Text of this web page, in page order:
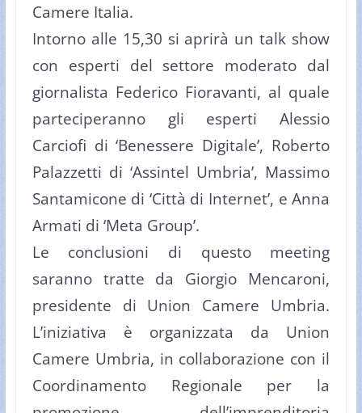
Camere Italia.
Intorno alle 15,30 si aprirà un talk show
con esperti del settore moderato dal
giornalista Federico Fioravanti, al quale
parteciperanno gli esperti Alessio
Carciofi di ‘Benessere Digitale’, Roberto
Palazzetti di ‘Assintel Umbria’, Massimo
Santamicone di ‘Città di Internet’, e Anna
Armati di ‘Meta Group’.
Le conclusioni di questo meeting
saranno tratte da Giorgio Mencaroni,
presidente di Union Camere Umbria.
L’iniziativa è organizzata da Union
Camere Umbria, in collaborazione con il
Coordinamento Regionale per la